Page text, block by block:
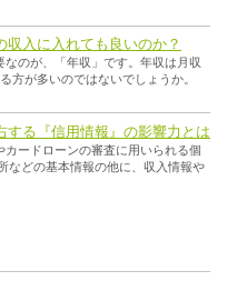
収入に入れても良いのか？
のが、「年収」です。年収は月収
方が多いのではないでしょうか。
する『信用情報』の影響力とは
ードローンの審査に用いられる個
などの基本情報の他に、収入情報や